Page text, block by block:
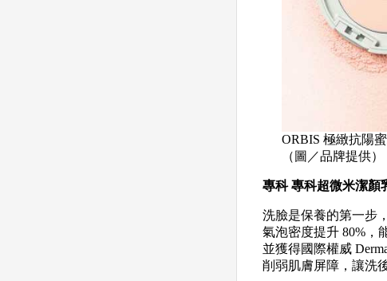
ORBIS 極緻抗陽
（圖／品牌提供）
專科 專科超微米潔顏
洗臉是保養的第一步
氣泡密度提升 80%，
並獲得國際權威
削弱肌膚屏障，讓洗